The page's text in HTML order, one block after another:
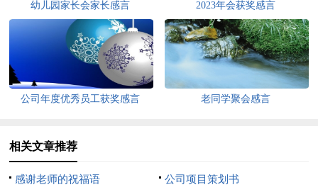
幼儿园家长会家长感言 2023年会获奖感言
公司年度优秀员工获奖感言 老同学聚会感言
相关文章推荐
感谢老师的祝福语 公司项目策划书